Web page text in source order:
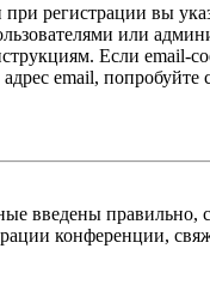
регистрации вы
или
Если email-
email, попробуйте
введены правильно,
конференции,